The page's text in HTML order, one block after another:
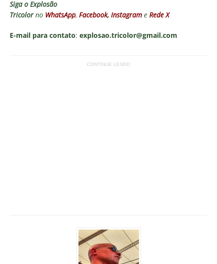
Siga o Explosão
Tricolorno WhatsApp, Facebook, Instagram e Rede X
E-mail para contato: explosao.tricolor@gmail.com
CONTINUE LENDO